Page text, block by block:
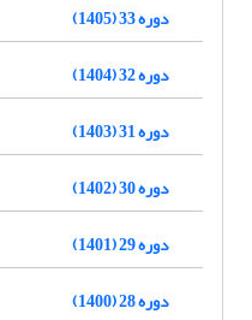
دوره 33 (1405)
دوره 32 (1404)
دوره 31 (1403)
دوره 30 (1402)
دوره 29 (1401)
دوره 28 (1400)